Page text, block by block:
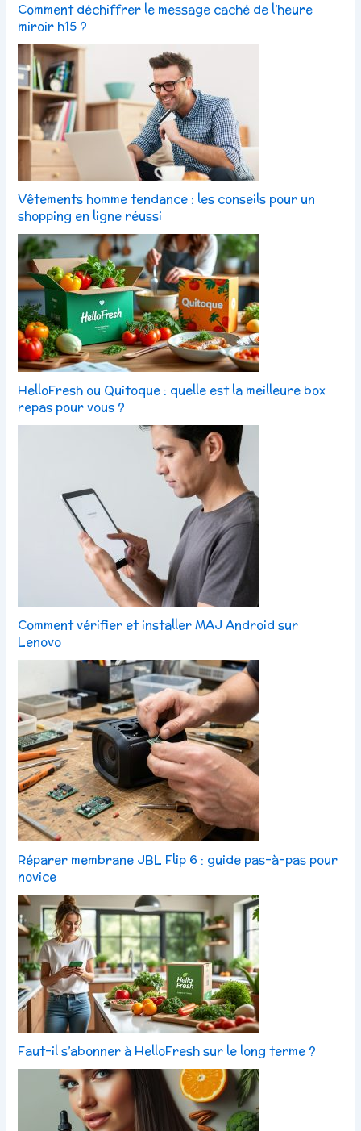
Comment déchiffrer le message caché de l’heure
miroir h15 ?
Vêtements homme tendance : les conseils pour un
shopping en ligne réussi
HelloFresh ou Quitoque : quelle est la meilleure box
repas pour vous ?
Comment vérifier et installer MAJ Android sur
Lenovo
Réparer membrane JBL Flip 6 : guide pas-à-pas pour
novice
Faut-il s’abonner à HelloFresh sur le long terme ?